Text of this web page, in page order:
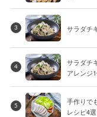
3 サラダチ
4
サラダチ
アレンジ
5
手作りで
レシピ4選